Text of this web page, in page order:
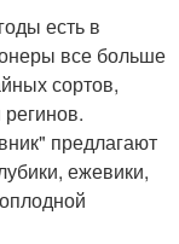
есть в
все больше
сортов,
предлагают
ежевики,